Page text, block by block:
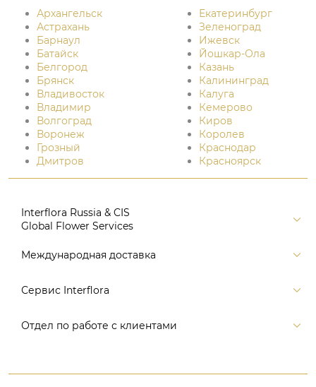
Архангельск
Астрахань
Барнаул
Батайск
Белгород
Брянск
Владивосток
Владимир
Волгоград
Воронеж
Грозный
Дмитров
Екатеринбург
Зеленоград
Ижевск
Йошкар-Ола
Казань
Калининград
Калуга
Кемерово
Киров
Королев
Краснодар
Красноярск
Interflora Russia & CIS
Global Flower Services
Версия для печати
Поиск
Международная доставка
Россия
Европа
Австралия и Океания
Сервис Interflora
Заказ и оплата
Отдел по работе с клиентами